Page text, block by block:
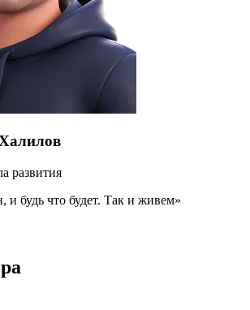
развития
и будь что будет. Так и живем»